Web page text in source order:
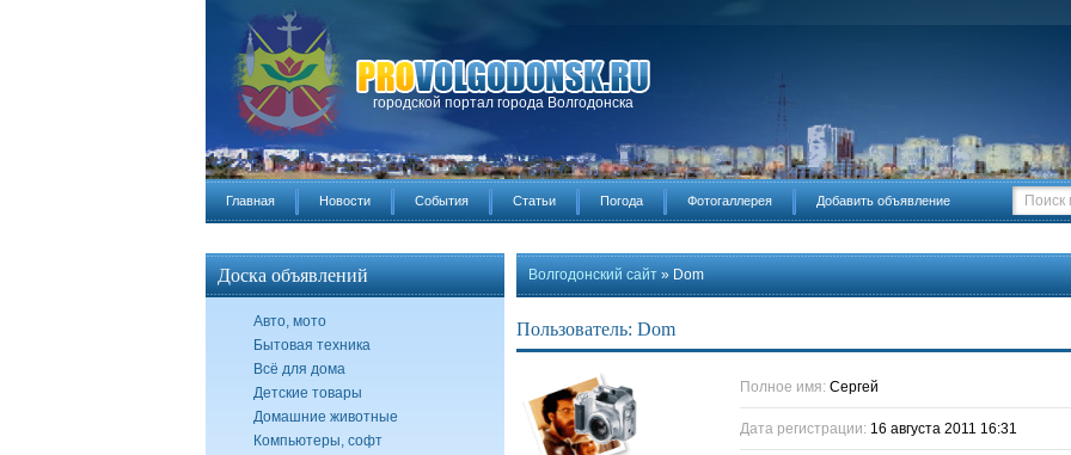
городской портал города Волгодонска
Главная Новости События Статьи Погода Фотогаллерея Добавить объявление
Доска объявлений
Авто, мото
Бытовая техника
Всё для дома
Детские товары
Домашние животные
Компьютеры, софт
Волгодонский сайт » Dom
Пользователь: Dom
Полное имя: Сергей
Дата регистрации: 16 августа 2011 16:31